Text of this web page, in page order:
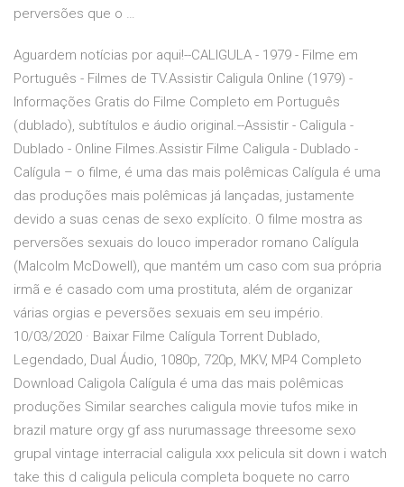
perversões que o …
Aguardem notícias por aqui!--CALIGULA - 1979 - Filme em
Português - Filmes de TV.Assistir Caligula Online (1979) -
Informações Gratis do Filme Completo em Português
(dublado), subtítulos e áudio original.--Assistir - Caligula -
Dublado - Online Filmes.Assistir Filme Caligula - Dublado -
Calígula – o filme, é uma das mais polêmicas Calígula é uma
das produções mais polêmicas já lançadas, justamente
devido a suas cenas de sexo explícito. O filme mostra as
perversões sexuais do louco imperador romano Calígula
(Malcolm McDowell), que mantém um caso com sua própria
irmã e é casado com uma prostituta, além de organizar
várias orgias e peversões sexuais em seu império.
10/03/2020 · Baixar Filme Calígula Torrent Dublado,
Legendado, Dual Áudio, 1080p, 720p, MKV, MP4 Completo
Download Caligola Calígula é uma das mais polêmicas
produções Similar searches caligula movie tufos mike in
brazil mature orgy gf ass nurumassage threesome sexo
grupal vintage interracial caligula xxx pelicula sit down i watch
take this d caligula pelicula completa boquete no carro